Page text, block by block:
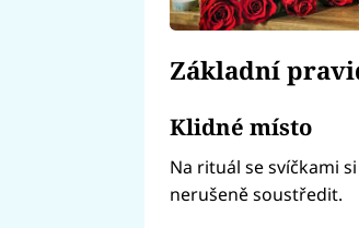
Základní
Klidné místo
Na rituál se svíčkami
nerušeně soustředit.